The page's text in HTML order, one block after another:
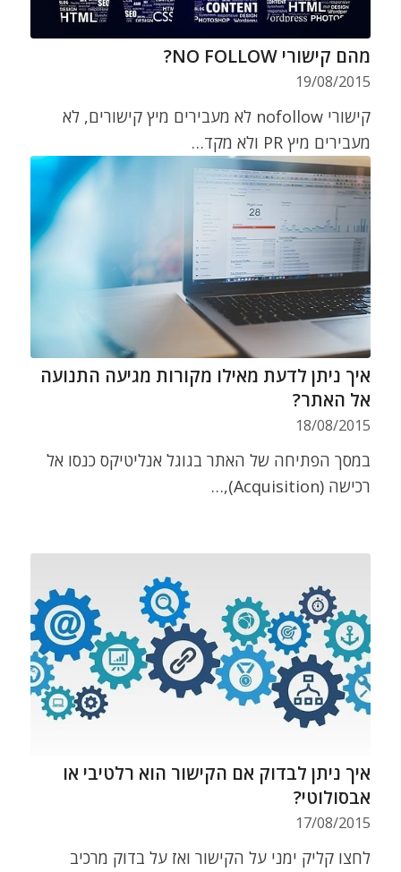
מהם קישורי NO FOLLOW?
19/08/2015
קישורי nofollow לא מעבירים מיץ קישורים, לא
מעבירים מיץ PR ולא מקד…
איך ניתן לדעת מאילו מקורות מגיעה התנועה
אל האתר?
18/08/2015
במסך הפתיחה של האתר בגוגל אנליטיקס כנסו אל
רכישה (Acquisition),…
איך ניתן לבדוק אם הקישור הוא רלטיבי או
אבסולוטי?
17/08/2015
לחצו קליק ימני על הקישור ואז על בדוק מרכיב